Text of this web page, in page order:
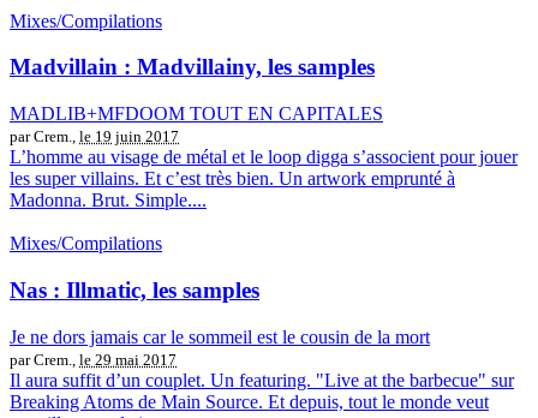
Mixes/Compilations
Madvillain : Madvillainy, les samples
MADLIB+MFDOOM TOUT EN CAPITALES
par Crem., le 19 juin 2017
L’homme au visage de métal et le loop digga s’associent pour jouer
les super villains. Et c’est très bien. Un artwork emprunté à
Madonna. Brut. Simple....
Mixes/Compilations
Nas : Illmatic, les samples
Je ne dors jamais car le sommeil est le cousin de la mort
par Crem., le 29 mai 2017
Il aura suffit d’un couplet. Un featuring. "Live at the barbecue" sur
Breaking Atoms de Main Source. Et depuis, tout le monde veut